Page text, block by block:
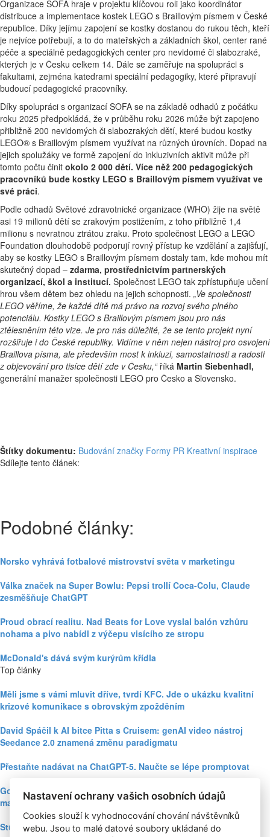
Organizace SOFA hraje v projektu klíčovou roli jako koordinátor
distribuce a implementace kostek LEGO s Braillovým písmem v České
republice. Díky jejímu zapojení se kostky dostanou do rukou těch, kteří
je nejvíce potřebují, a to do mateřských a základních škol, center rané
péče a speciálně pedagogických center pro nevidomé či slabozraké,
kterých je v Česku celkem 14. Dále se zaměřuje na spolupráci s
fakultami, zejména katedrami speciální pedagogiky, které připravují
budoucí pedagogické pracovníky.
Díky spolupráci s organizací SOFA se na základě odhadů z počátku
roku 2025 předpokládá, že v průběhu roku 2026 může být zapojeno
přibližně 200 nevidomých či slabozrakých dětí, které budou kostky
LEGO® s Braillovým písmem využívat na různých úrovních. Dopad na
jejich spolužáky ve formě zapojení do inkluzivních aktivit může při
tomto počtu činit okolo 2 000 dětí. Více něž 200 pedagogických
pracovníků bude kostky LEGO s Braillovým písmem využívat ve
své práci.
Podle odhadů Světové zdravotnické organizace (WHO) žije na světě
asi 19 milionů dětí se zrakovým postižením, z toho přibližně 1,4
milionu s nevratnou ztrátou zraku. Proto společnost LEGO a LEGO
Foundation dlouhodobě podporují rovný přístup ke vzdělání a zajišťují,
aby se kostky LEGO s Braillovým písmem dostaly tam, kde mohou mít
skutečný dopad – zdarma, prostřednictvím partnerských
organizací, škol a institucí. Společnost LEGO tak zpřístupňuje učení
hrou všem dětem bez ohledu na jejich schopnosti. „Ve společnosti
LEGO věříme, že každé dítě má právo na rozvoj svého plného
potenciálu. Kostky LEGO s Braillovým písmem jsou pro nás
ztělesněním této vize. Je pro nás důležité, že se tento projekt nyní
rozšiřuje i do České republiky. Vidíme v něm nejen nástroj pro osvojení
Braillova písma, ale především most k inkluzi, samostatnosti a radosti
z objevování pro tisíce dětí zde v Česku,“říká Martin Siebenhadl,
generální manažer společnosti LEGO pro Česko a Slovensko.
Štítky dokumentu: Budování značky Formy PR Kreativní inspirace
Sdílejte tento článek:
Podobné články:
Norsko vyhrává fotbalové mistrovství světa v marketingu
Válka značek na Super Bowlu: Pepsi trollí Coca-Colu, Claude
zesměšňuje ChatGPT
Proud obrací realitu. Nad Beats for Love vyslal balón vzhůru
nohama a pivo nabídl z výčepu visícího ze stropu
McDonald's dává svým kurýrům křídla
Top články
Měli jsme s vámi mluvit dříve, tvrdí KFC. Jde o ukázku kvalitní
krizové komunikace s obrovským zpožděním
David Spáčil k AI bitce Pitta s Cruisem: genAI video nástroj
Seedance 2.0 znamená změnu paradigmatu
Přestaňte nadávat na ChatGPT-5. Naučte se lépe promptovat
Google Nano Banana nabízí dosud největší potenciál pro
marketing mezi genAI modely pro tvorbu obrázků
Studie: Využívání generativní AI mezi spotřebiteli při online
Nastavení ochrany vašich osobních údajů
Cookies slouží k vyhodnocování chování návštěvníků
webu. Jsou to malé datové soubory ukládané do